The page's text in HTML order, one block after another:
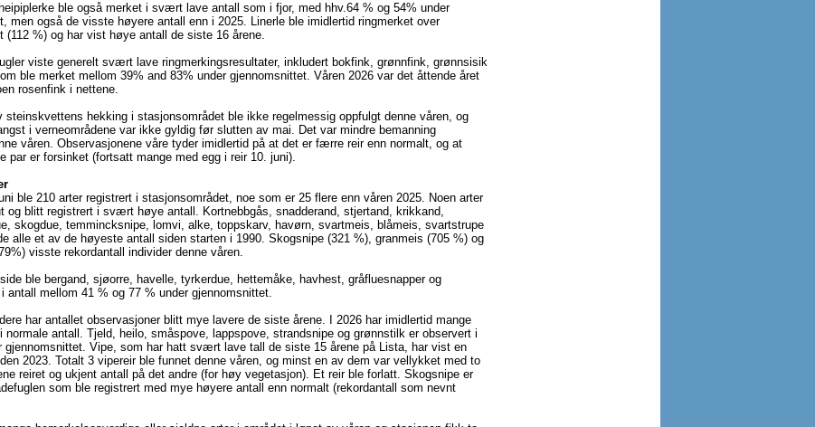
ble også merket i svært lave antall som i fjor, med hhv.64 % og 54% under
men også de visste høyere antall enn i 2025. Linerle ble imidlertid ringmerket over
(112 %) og har vist høye antall de siste 16 årene.
viste generelt svært lave ringmerkingsresultater, inkludert bokfink, grønnfink, grønnsisik
ble merket mellom 39% and 83% under gjennomsnittet. Våren 2026 var det åttende året
rosenfink i nettene.
steinskvettens hekking i stasjonsområdet ble ikke regelmessig oppfulgt denne våren, og
i verneområdene var ikke gyldig før slutten av mai. Det var mindre bemanning
våren. Observasjonene våre tyder imidlertid på at det er færre reir enn normalt, og at
par er forsinket (fortsatt mange med egg i reir 10. juni).
ble 210 arter registrert i stasjonsområdet, noe som er 25 flere enn våren 2025. Noen arter
og blitt registrert i svært høye antall. Kortnebbgås, snadderand, stjertand, krikkand,
skogdue, temmincksnipe, lomvi, alke, toppskarv, havørn, svartmeis, blåmeis, svartstrupe
alle et av de høyeste antall siden starten i 1990. Skogsnipe (321 %), granmeis (705 %) og
visste rekordantall individer denne våren.
ble bergand, sjøorre, havelle, tyrkerdue, hettemåke, havhest, gråfluesnapper og
antall mellom 41 % og 77 % under gjennomsnittet.
har antallet observasjoner blitt mye lavere de siste årene. I 2026 har imidlertid mange
normale antall. Tjeld, heilo, småspove, lappspove, strandsnipe og grønnstilk er observert i
gjennomsnittet. Vipe, som har hatt svært lave tall de siste 15 årene på Lista, har vist en
2023. Totalt 3 vipereir ble funnet denne våren, og minst en av dem var vellykket med to
reiret og ukjent antall på det andre (for høy vegetasjon). Et reir ble forlatt. Skogsnipe er
som ble registrert med mye høyere antall enn normalt (rekordantall som nevnt